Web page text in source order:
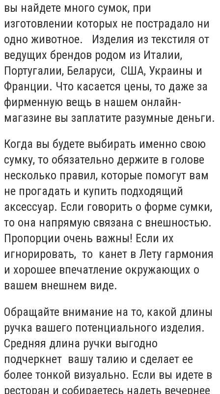
вы найдете много сумок, при
изготовлении которых не пострадало ни
одно животное. Изделия из текстиля от
ведущих брендов родом из Италии,
Португалии, Беларуси, США, Украины и
Франции. Что касается цены, то даже за
фирменную вещь в нашем онлайн-
магазине вы заплатите разумные деньги.
Когда вы будете выбирать именно свою
сумку, то обязательно держите в голове
несколько правил, которые помогут вам
не прогадать и купить подходящий
аксессуар. Если говорить о форме сумки,
то она напрямую связана с внешностью.
Пропорции очень важны! Если их
игнорировать, то канет в Лету гармония
и хорошее впечатление окружающих о
вашем внешнем виде.
Обращайте внимание на то, какой длины
ручка вашего потенциального изделия.
Средняя длина ручки выгодно
подчеркнет вашу талию и сделает ее
более тонкой визуально. Если вы идете в
ресторан и собираетесь надеть вечернее